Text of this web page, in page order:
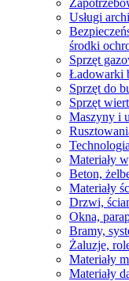
Usługi
środki
Sprzęt
Ładowarki
Sprzęt do
Sprzęt
Maszyny i
Materiały
Beton,
Materiały
Drzwi,
Okna,
Bramy,
Żaluzje,
Materiały
Materiały